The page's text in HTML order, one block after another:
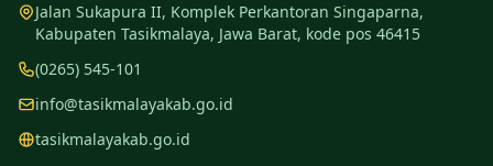
Jalan Sukapura II, Komplek Perkantoran Singaparna,
Kabupaten Tasikmalaya, Jawa Barat, kode pos 46415
(0265) 545-101
info@tasikmalayakab.go.id
tasikmalayakab.go.id